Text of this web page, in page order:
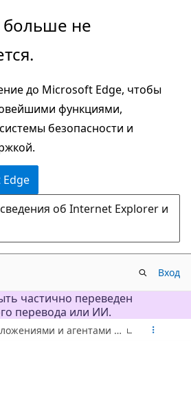
больше не
до Microsoft Edge, чтобы
функциями,
безопасности и
об Internet Explorer и
Вход
частично переведен
перевода или ИИ.
Начало работы с приложениями и агентами ИИ на Azure